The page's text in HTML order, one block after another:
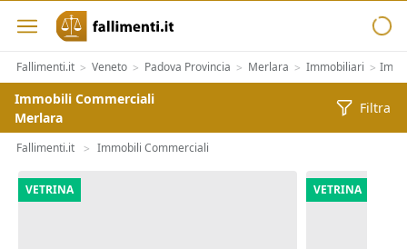
Fallimenti.it > Veneto > Padova Provincia > Merlara > Immobiliari >
Immobili Commerciali
Merlara
Filtra
Fallimenti.it > Immobili Commerciali
VETRINA VETRINA